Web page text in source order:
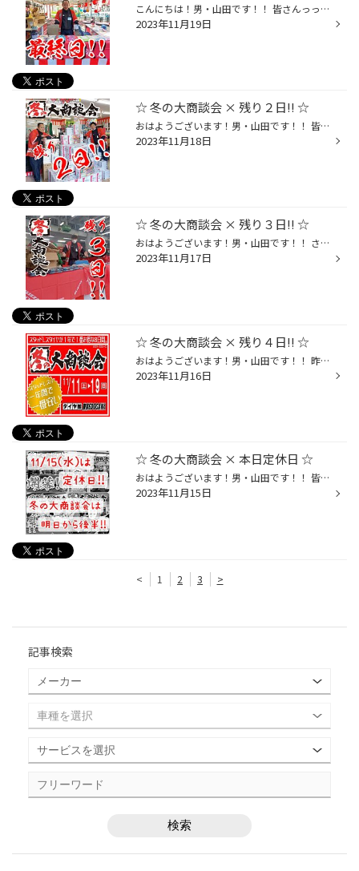
こんにちは！男・山田です！！ 皆さんっっつ！！ 本日は【冬の大商談会[2023]】の 最終日ですよーーーｯ！！(๑˃̵ᴗ˂̵)و ありがたい事に…☆☆ 開店前より、大行列っ！！！(๑⊙д⊙๑) したがいまして！ 最終日の更新がこの時間に！笑 っと言う事で！！！ この冬最大のセール！！ 【 冬の大商談会 [ 2023 ] 】...
2023年11月19日
☆ 冬の大商談会 × 残り２日!! ☆
おはようございます！男・山田です！！ 皆さ～～～ん！ 始まっちまえば早いもので☆笑 この冬最大のセール！！ 【 冬の大商談会 [ 2023 ] 】も☆ 残り２日！明日までですよ～!!٩(๑˃ ᵕ ˂ )و タイヤがお得なのは当ったり前ｯ!!!!!!!! ご来店で～♪ご成約で～♪ご応募で～♪ お子さまにはお菓子もあったりし...
2023年11月18日
☆ 冬の大商談会 × 残り３日!! ☆
おはようございます！男・山田です！！ さぁ～て！！ [ 冬の大商談会 ]も、残り３日ｯ!!! 本日は生憎の空模様です…が！ この冬最大のセール！！ 【 冬の大商談会 [ 2023 ] 】☆ 本日も元気いっぱい開催しますよ～!!ꉂꉂ(˃▿˂๑) ☆★☆ 冬の大商談会 [ 2023 ] ☆★☆ セール期間 : 11月11日(土)～19日(日) ◼️...
2023年11月17日
☆ 冬の大商談会 × 残り４日!! ☆
おはようございます！男・山田です！！ 昨日は水曜日と言う事で、、、 お休みを頂いておりました！(❁ᴗ͈ˬᴗ͈)ﾍﾟｺﾘ 本日より…☆☆ " お祭 " 再開であります!!!(￣^￣)ゞ この冬最大のセール！！ 【 冬の大商談会 [ 2023 ] 】☆ 残り４日も全開でいっちゃいま～す!!(๑˃̵ᴗ˂̵)و ☆★☆ 冬の大商談会 [ 2023 ] ☆★...
2023年11月16日
☆ 冬の大商談会 × 本日定休日 ☆
おはようございます！男・山田です！！ 皆さん！本日は水曜日と言う事で！！ 、、、定休日でやんす。(さーせん。) この冬最大のセール！！ 【 冬の大商談会 [ 2023 ] 】は、 明日『 11/16(木)10時～ 』再開です☆☆ " 年に２回だけの特別なお祭り " に！ ぜし！遊びに来てくださいね～♪(๑˃̵ᴗ˂̵)و ☆★☆ ...
2023年11月15日
< 1 2 3 >
記事検索